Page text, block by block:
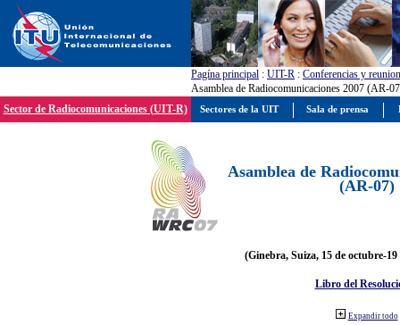
Pagína principal : UIT-R : Conferencias y
Asamblea de Radiocomunicaciones 2007 (AR-
Sector de Radiocomunicaciones (UIT-R)
Asamblea de
(AR-07)
(Ginebra, Suiza, 15 de octubre-19
Libro del
Expandir todo
Sectores de la UIT Sala de prensa